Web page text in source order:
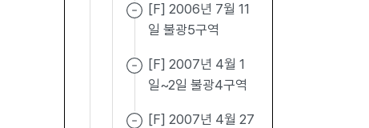
[F] 2006년 7월 11
일 불광5구역
[F] 2007년 4월 1
일~2일 불광4구역
[F] 2007년 4월 27